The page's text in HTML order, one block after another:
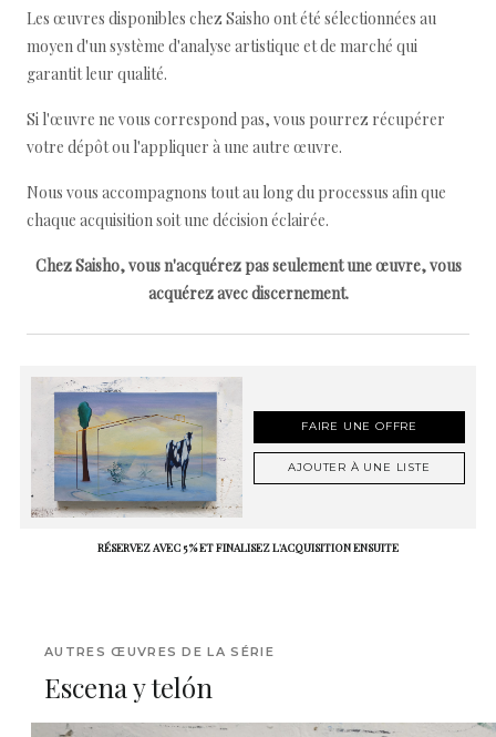
Les œuvres disponibles chez Saisho ont été sélectionnées au
moyen d'un système d'analyse artistique et de marché qui
garantit leur qualité.
Si l'œuvre ne vous correspond pas, vous pourrez récupérer
votre dépôt ou l'appliquer à une autre œuvre.
Nous vous accompagnons tout au long du processus afin que
chaque acquisition soit une décision éclairée.
Chez Saisho, vous n'acquérez pas seulement une œuvre, vous
acquérez avec discernement.
FAIRE UNE OFFRE
AJOUTER À UNE LISTE
RÉSERVEZ AVEC 5 % ET FINALISEZ L'ACQUISITION ENSUITE
AUTRES ŒUVRES DE LA SÉRIE
Escena y telón